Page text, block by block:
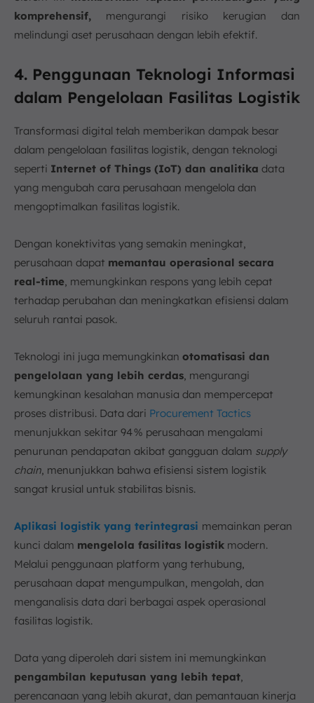
komprehensif, mengurangi risiko kerugian dan
melindungi aset perusahaan dengan lebih efektif.
4. Penggunaan Teknologi Informasi
dalam Pengelolaan Fasilitas Logistik
Transformasi digital telah memberikan dampak besar
dalam pengelolaan fasilitas logistik, dengan teknologi
seperti Internet of Things (IoT) dan analitika data
yang mengubah cara perusahaan mengelola dan
mengoptimalkan fasilitas logistik.
Dengan konektivitas yang semakin meningkat,
perusahaan dapat memantau operasional secara
real-time, memungkinkan respons yang lebih cepat
terhadap perubahan dan meningkatkan efisiensi dalam
seluruh rantai pasok.
Teknologi ini juga memungkinkan otomatisasi dan
pengelolaan yang lebih cerdas, mengurangi
kemungkinan kesalahan manusia dan mempercepat
proses distribusi. Data dari Procurement Tactics
menunjukkan sekitar 94 % perusahaan mengalami
penurunan pendapatan akibat gangguan dalam supply
chain, menunjukkan bahwa efisiensi sistem logistik
sangat krusial untuk stabilitas bisnis.
Aplikasi logistik yang terintegrasi memainkan peran
kunci dalam mengelola fasilitas logistik modern.
Melalui penggunaan platform yang terhubung,
perusahaan dapat mengumpulkan, mengolah, dan
menganalisis data dari berbagai aspek operasional
fasilitas logistik.
Data yang diperoleh dari sistem ini memungkinkan
pengambilan keputusan yang lebih tepat,
perencanaan yang lebih akurat, dan pemantauan kinerja